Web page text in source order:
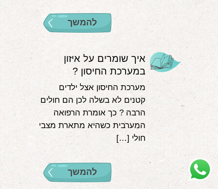
להמשך
איך שומרים על איזון
במערכת החיסון ?
מערכת החיסון אצל ילדים
קטנים לא בשלה לכן הם חולים
הרבה ? כך אומרת הרפואה
המערבית כשהיא מתארת מצבי
חולי […]
להמשך